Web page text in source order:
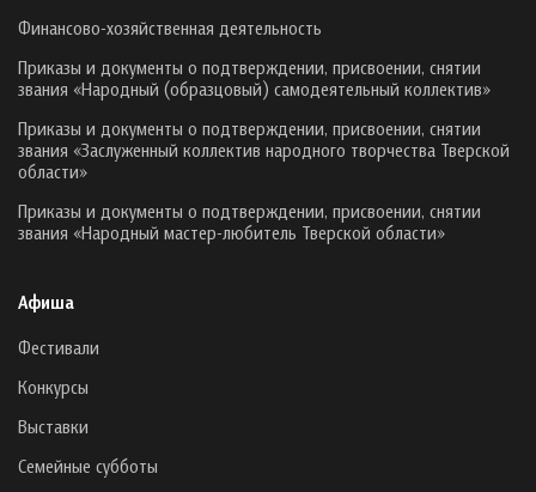
Финансово-хозяйственная деятельность
Приказы и документы о подтверждении, присвоении, снятии
звания «Народный (образцовый) самодеятельный коллектив»
Приказы и документы о подтверждении, присвоении, снятии
звания «Заслуженный коллектив народного творчества Тверской
области»
Приказы и документы о подтверждении, присвоении, снятии
звания «Народный мастер-любитель Тверской области»
Афиша
Фестивали
Конкурсы
Выставки
Семейные субботы